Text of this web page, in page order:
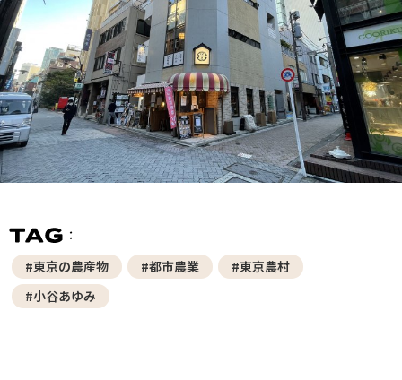
#東京の農産物 #都市農業
#東京農村
#小谷あゆみ